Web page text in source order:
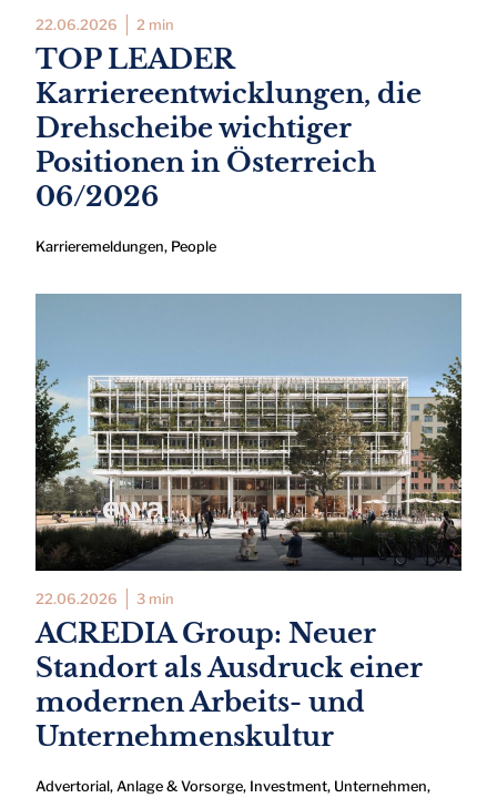
22.06.2026 2 min
TOP LEADER
Karriereentwicklungen, die
Drehscheibe wichtiger
Positionen in Österreich
06/2026
Karrieremeldungen, People
22.06.2026 3 min
ACREDIA Group: Neuer
Standort als Ausdruck einer
modernen Arbeits- und
Unternehmenskultur
Advertorial, Anlage & Vorsorge, Investment, Unternehmen,